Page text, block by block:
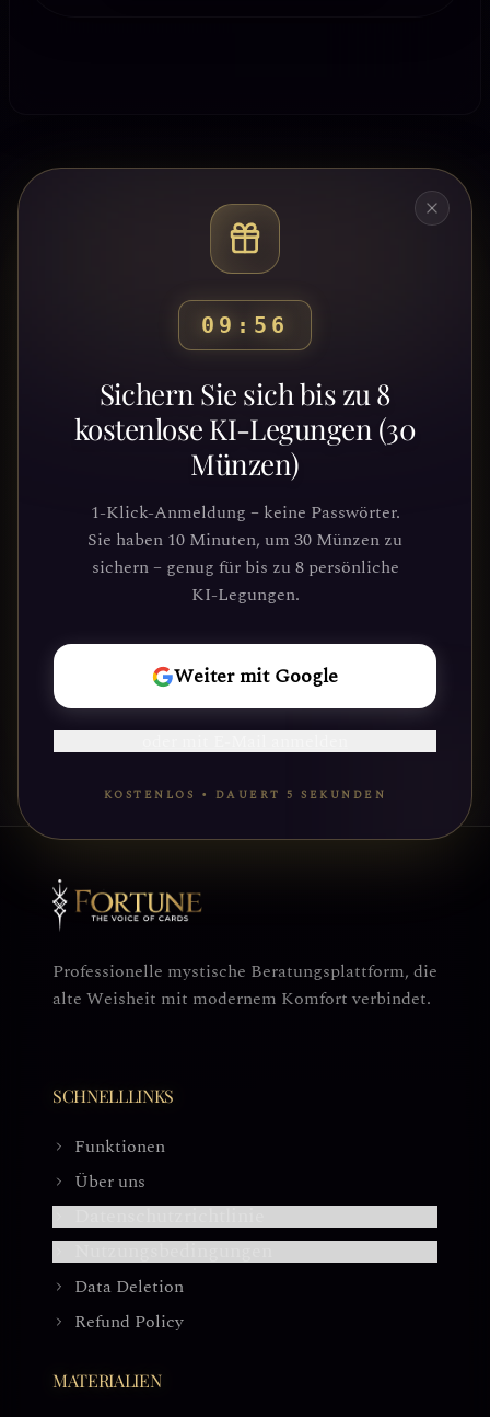
09:52
Sichern Sie sich bis zu 8
kostenlose KI-Legungen (30
Münzen)
1-Klick-Anmeldung – keine Passwörter.
Sie haben 10 Minuten, um 30 Münzen zu
sichern – genug für bis zu 8 persönliche
KI-Legungen.
Weiter mit Google
KOSTENLOS • DAUERT 5 SEKUNDEN
Bereit, deinen Weg zu
entdecken?
Schließe dich Tausenden von
Suchenden an, die Klarheit und
Führung durch unsere Plattform
gefunden haben. Deine kosmische Reise
wartet.
REISE
BEGINNEN
Professionelle mystische Beratungsplattform, die
alte Weisheit mit modernem Komfort verbindet.
SCHNELLLINKS
Funktionen
Über uns
Data Deletion
Refund Policy
MATERIALIEN